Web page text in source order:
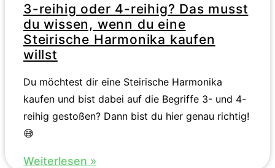
3-reihig oder 4-reihig? Das musst
du wissen, wenn du eine
Steirische Harmonika kaufen
willst
Du möchtest dir eine Steirische Harmonika
kaufen und bist dabei auf die Begriffe 3- und 4-
reihig gestoßen? Dann bist du hier genau richtig!
😅
Weiterlesen »